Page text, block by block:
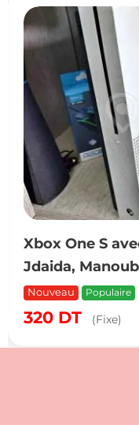
Xbox One S
Jdaida,
Nouveau Populaire
320 DT (Fixe)